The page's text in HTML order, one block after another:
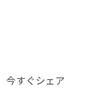
今すぐシェア